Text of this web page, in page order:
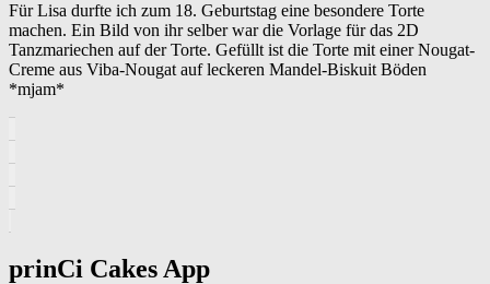
Für Lisa durfte ich zum 18. Geburtstag eine besondere Torte
machen. Ein Bild von ihr selber war die Vorlage für das 2D
Tanzmariechen auf der Torte. Gefüllt ist die Torte mit einer Nougat-
Creme aus Viba-Nougat auf leckeren Mandel-Biskuit Böden
*mjam*
prinCi Cakes App